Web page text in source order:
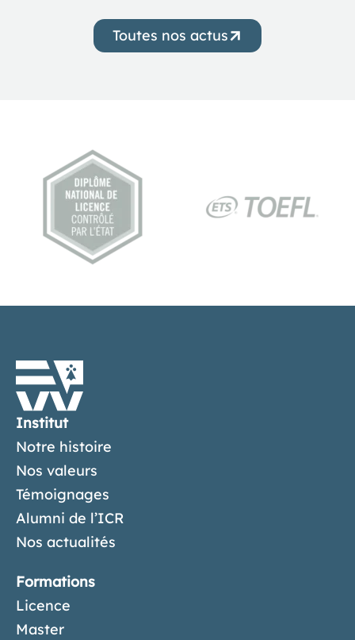
Toutes nos actus
Institut
Notre histoire
Nos valeurs
Témoignages
Alumni de l’ICR
Nos actualités
Formations
Licence
Master